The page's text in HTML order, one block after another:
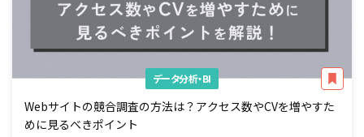
データ分析・BI
Webサイトの競合調査の方法は？アクセス数やCVを増やすた
めに見るべきポイント